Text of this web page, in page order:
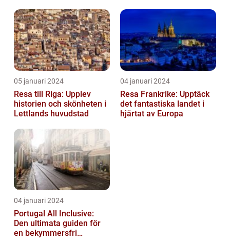
Semester...
05 januari 2024
Resa till Riga: Upplev
historien och skönheten i
Lettlands huvudstad
04 januari 2024
Resa Frankrike: Upptäck
det fantastiska landet i
hjärtat av Europa
04 januari 2024
Portugal All Inclusive:
Den ultimata guiden för
en bekymmersfri